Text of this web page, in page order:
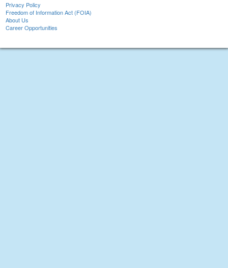
Privacy Policy
Freedom of Information Act (FOIA)
About Us
Career Opportunities